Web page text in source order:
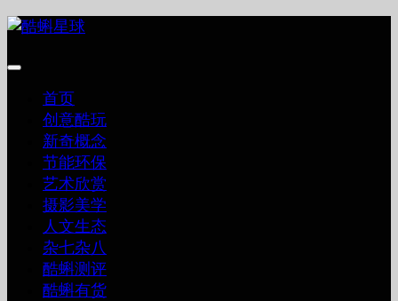
跳
内
首页
创意酷玩
新奇概念
节能环保
艺术欣赏
摄影美学
人文生态
杂七杂八
酷蝌测评
酷蝌有货